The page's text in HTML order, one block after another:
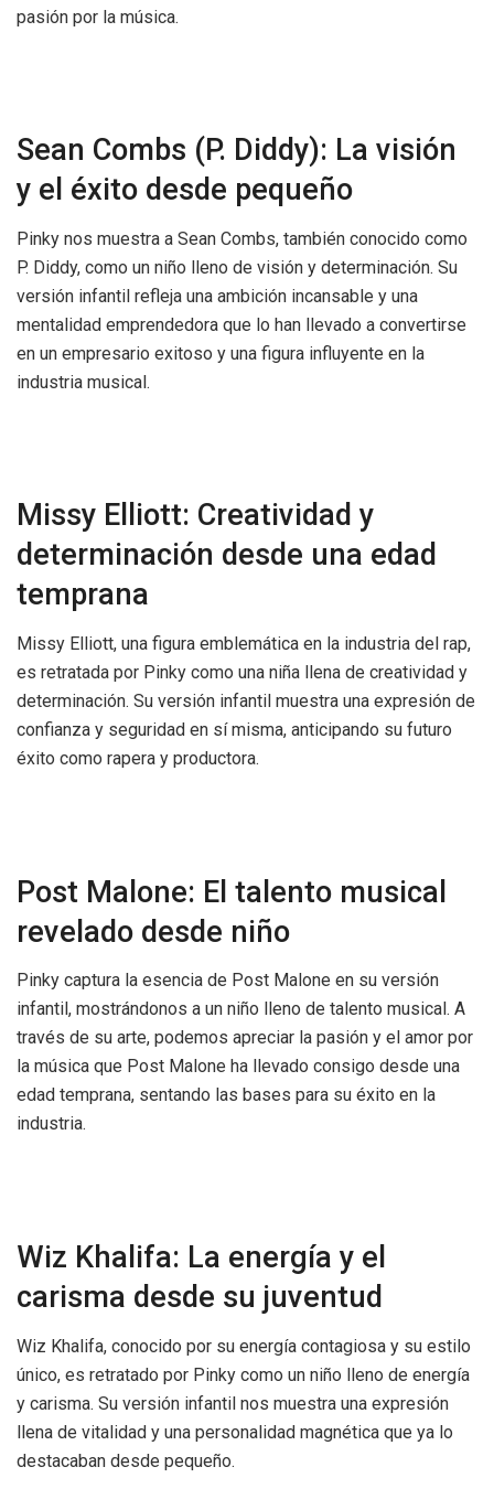
pasión por la música.
Sean Combs (P. Diddy): La visión
y el éxito desde pequeño
Pinky nos muestra a Sean Combs, también conocido como
P. Diddy, como un niño lleno de visión y determinación. Su
versión infantil refleja una ambición incansable y una
mentalidad emprendedora que lo han llevado a convertirse
en un empresario exitoso y una figura influyente en la
industria musical.
Missy Elliott: Creatividad y
determinación desde una edad
temprana
Missy Elliott, una figura emblemática en la industria del rap,
es retratada por Pinky como una niña llena de creatividad y
determinación. Su versión infantil muestra una expresión de
confianza y seguridad en sí misma, anticipando su futuro
éxito como rapera y productora.
Post Malone: El talento musical
revelado desde niño
Pinky captura la esencia de Post Malone en su versión
infantil, mostrándonos a un niño lleno de talento musical. A
través de su arte, podemos apreciar la pasión y el amor por
la música que Post Malone ha llevado consigo desde una
edad temprana, sentando las bases para su éxito en la
industria.
Wiz Khalifa: La energía y el
carisma desde su juventud
Wiz Khalifa, conocido por su energía contagiosa y su estilo
único, es retratado por Pinky como un niño lleno de energía
y carisma. Su versión infantil nos muestra una expresión
llena de vitalidad y una personalidad magnética que ya lo
destacaban desde pequeño.